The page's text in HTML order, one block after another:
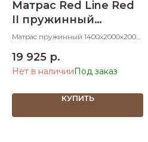
Матрас Red Line Red
II пружинный
1400х2000х200
Матрас пружинный 1400х2000х200
19 925 р.
Нет в наличии
КУПИТЬ